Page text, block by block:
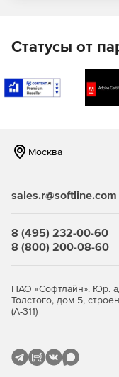
визуализации
Интеграция с
заданий
Вывод
Запуск
Запуск
256- и 128-
операций по
Статусы от
Москва
sales.r@softline.com
8 (495) 232-00-60
8 (800) 200-08-60
ПАО «Софтлайн». Юр.
Толстого, дом 5,
(А-311)